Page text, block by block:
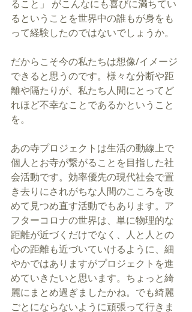
ること」 がこんなにも喜びに満ちてい
るということを世界中の誰もが身をも
って経験したのではないでしょうか。
だからこそ今の私たちは想像/イメージ
できると思うのです。様々な分断や距
離や隔たりが、私たち人間にとってど
れほど不幸なことであるかということ
を。
あの寺プロジェクトは生活の動線上で
個人とお寺が繋がることを目指した社
会活動です。効率優先の現代社会で置
き去りにされがちな人間のこころを改
めて見つめ直す活動でもあります。ア
フターコロナの世界は、単に物理的な
距離が近づくだけでなく、人と人との
心の距離も近づいていけるように、細
やかではありますがプロジェクトを進
めていきたいと思います。ちょっと綺
麗にまとめ過ぎましたかね。でも綺麗
ごとにならないように頑張って行きま